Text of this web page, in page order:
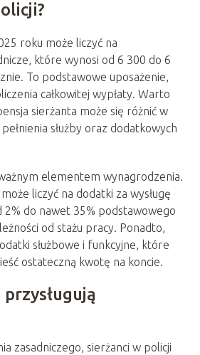
roku może liczyć na
które wynosi od 6 300 do 6
To podstawowe uposażenie,
całkowitej wypłaty. Warto
sierżanta może się różnić w
służby oraz dodatkowych
elementem wynagrodzenia.
liczyć na dodatki za wysługę
2% do nawet 35% podstawowego
od stażu pracy. Ponadto,
służbowe i funkcyjne, które
ostateczną kwotę na koncie.
zasadniczego, sierżanci w policji